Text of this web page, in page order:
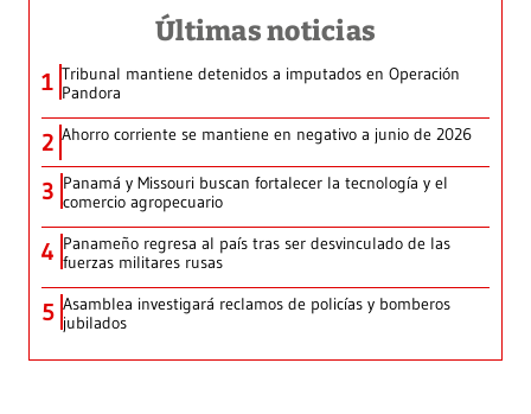
Últimas noticias
1 Tribunal mantiene detenidos a imputados en Operación
Pandora
2 Ahorro corriente se mantiene en negativo a junio de 2026
3 Panamá y Missouri buscan fortalecer la tecnología y el
comercio agropecuario
4 Panameño regresa al país tras ser desvinculado de las
fuerzas militares rusas
5 Asamblea investigará reclamos de policías y bomberos
jubilados